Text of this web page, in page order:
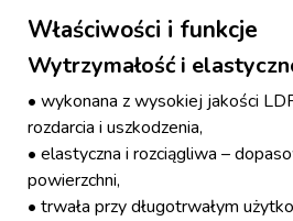
Właściwości i funkcje
Wytrzymałość i
• wykonana z wysokiej jakości
rozdarcia i uszkodzenia,
• elastyczna i rozciągliwa –
powierzchni,
• trwała przy długotrwałym